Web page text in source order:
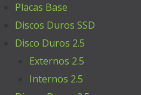
Placas Base
Discos Duros SSD
Disco Duros 2.5
Externos 2.5
Internos 2.5